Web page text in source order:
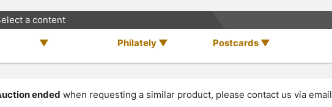
a content
Philately
Postcards
ended when requesting a similar product, please contact us via email